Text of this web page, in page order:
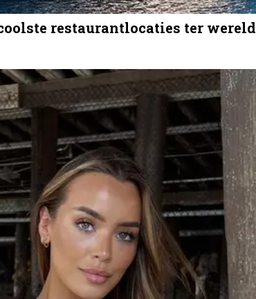
restaurantlocaties ter wereld